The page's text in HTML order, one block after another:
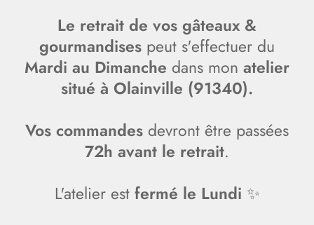
Le retrait de vos gâteaux &
gourmandises
Mardi au Dimanche
atelier
situé à Olainville (91340).
Vos commandes
72h avant le retrait
fermé le Lundi
Le retrait de vos gâteaux &
gourmandises peut s'effectuer du
Mardi au Dimanche dans mon atelier
situé à Olainville (91340).
Vos commandes devront être passées
72h avant le retrait.
L'atelier est fermé le Lundi ✨
Le retrait de vos gâteaux &
gourmandises
Mardi au Dimanche
atelier
situé à Olainville (91340).
Vos commandes
72h avant le retrait
fermé le Lundi